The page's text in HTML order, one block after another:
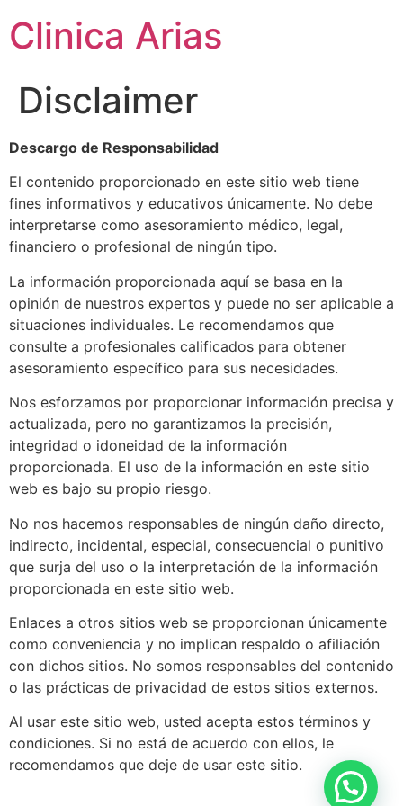
Clinica Arias
Disclaimer
Descargo de Responsabilidad
El contenido proporcionado en este sitio web tiene
fines informativos y educativos únicamente. No debe
interpretarse como asesoramiento médico, legal,
financiero o profesional de ningún tipo.
La información proporcionada aquí se basa en la
opinión de nuestros expertos y puede no ser aplicable a
situaciones individuales. Le recomendamos que
consulte a profesionales calificados para obtener
asesoramiento específico para sus necesidades.
Nos esforzamos por proporcionar información precisa y
actualizada, pero no garantizamos la precisión,
integridad o idoneidad de la información
proporcionada. El uso de la información en este sitio
web es bajo su propio riesgo.
No nos hacemos responsables de ningún daño directo,
indirecto, incidental, especial, consecuencial o punitivo
que surja del uso o la interpretación de la información
proporcionada en este sitio web.
Enlaces a otros sitios web se proporcionan únicamente
como conveniencia y no implican respaldo o afiliación
con dichos sitios. No somos responsables del contenido
o las prácticas de privacidad de estos sitios externos.
Al usar este sitio web, usted acepta estos términos y
condiciones. Si no está de acuerdo con ellos, le
recomendamos que deje de usar este sitio.